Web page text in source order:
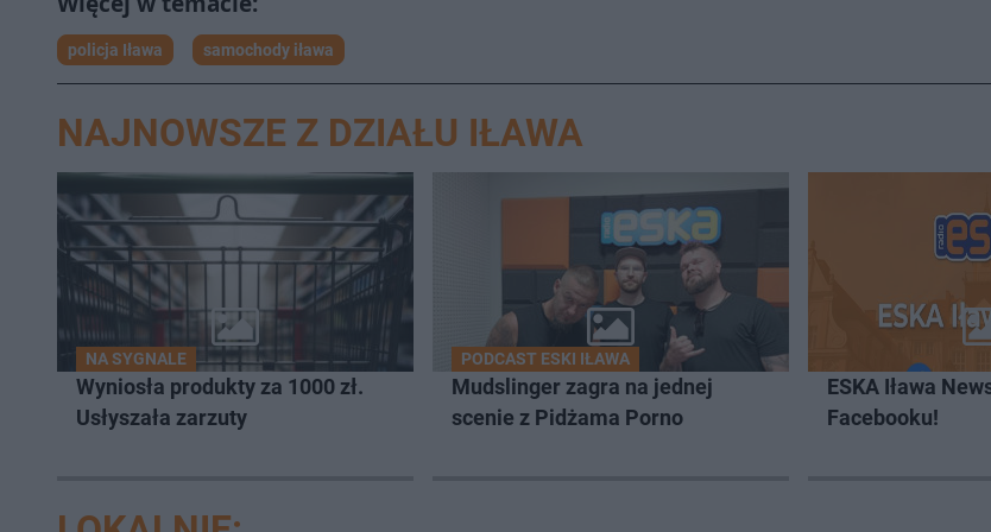
policja Iława samochody iława
NAJNOWSZE Z DZIAŁU IŁAWA
NA SYGNALE
Wyniosła produkty za 1000 zł.
Usłyszała zarzuty
PODCAST ESKI IŁAWA
Mudslinger zagra na jednej
scenie z Pidżama Porno
ESKA Iława
Facebooku!